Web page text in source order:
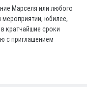
Марселя или любого
мероприятии, юбилее,
кратчайшие сроки
с приглашением